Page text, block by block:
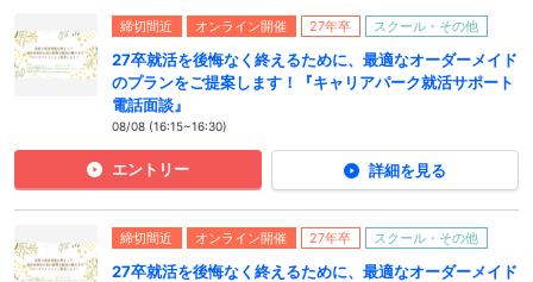
締切間近 オンライン開催 27年卒 スクール・その他
27卒就活を後悔なく終えるために、最適なオーダーメイド
のプランをご提案します！『キャリアパーク就活サポート
電話面談』
08/08 (16:15~16:30)
エントリー 詳細を見る
締切間近 オンライン開催 27年卒 スクール・その他
27卒就活を後悔なく終えるために、最適なオーダーメイド